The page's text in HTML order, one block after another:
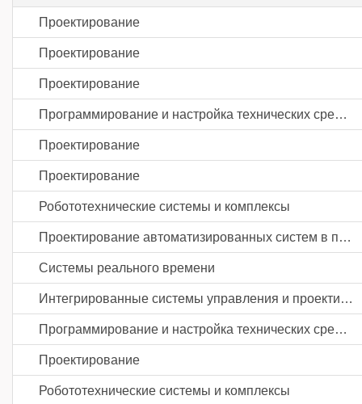
Проектирование
Проектирование
Проектирование
Программирование и настройка технических средств автоматизации и управления
Проектирование
Проектирование
Робототехнические системы и комплексы
Проектирование автоматизированных систем в промышленности
Системы реального времени
Интегрированные системы управления и проектирования
Программирование и настройка технических средств автоматизации и управления
Проектирование
Робототехнические системы и комплексы